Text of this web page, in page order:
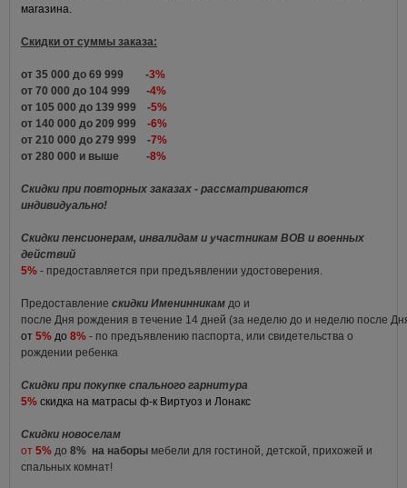
магазина.
Скидки от суммы заказа:
от 35 000 до 69 999 -3%
от 70 000 до 104 999 -4%
от 105 000 до 139 999 -5%
от 140 000 до 209 999 -6%
от 210 000 до 279 999 -7%
от 280 000 и выше -8%
Скидки при повторных заказах - рассматриваются
индивидуально!
Скидки пенсионерам, инвалидам и участникам ВОВ и военных
действий
5% - предоставляется при предъявлении удостоверения.
Предоставление скидки Именинникам до и
после Дня рождения в течение 14 дней (за неделю до и неделю после
от 5% до 8% - по предъявлению паспорта, или свидетельства о
рождении ребенка
Скидки при покупке спального гарнитура
5% скидка на матрасы ф-к Виртуоз и Лонакс
Скидки новоселам
от 5% до 8% на наборы мебели для гостиной, детской, прихожей и
спальных комнат!